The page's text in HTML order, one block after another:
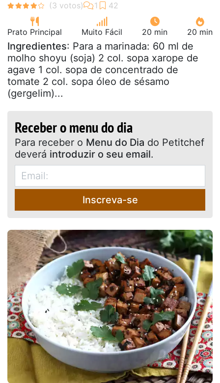
Prato Principal Muito Fácil 20 min 20 min
Ingredientes: Para a marinada: 60 ml de
molho shoyu (soja) 2 col. sopa xarope de
agave 1 col. sopa de concentrado de
tomate 2 col. sopa óleo de sésamo
(gergelim)...
Receber o menu do dia
Para receber o Menu do Dia do Petitchef
deverá introduzir o seu email.
Inscreva-se